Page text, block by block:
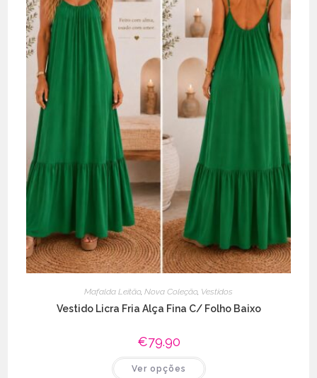
Mafalda Leitão, Nova Coleção, Vestidos
Vestido Licra Fria Alça Fina C/ Folho Baixo
€79.90
Ver opções
product